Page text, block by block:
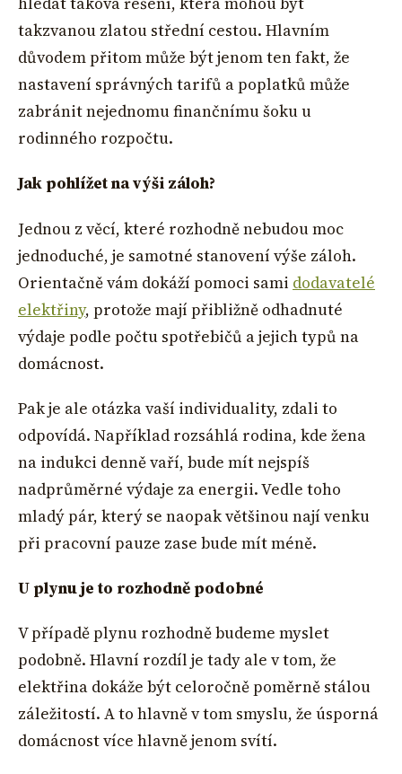
takzvanou zlatou střední cestou. Hlavním
důvodem přitom může být jenom ten fakt, že
nastavení správných tarifů a poplatků může
zabránit nejednomu finančnímu šoku u
rodinného rozpočtu.
Jak pohlížet na výši záloh?
Jednou z věcí, které rozhodně nebudou moc
jednoduché, je samotné stanovení výše záloh.
Orientačně vám dokáží pomoci sami dodavatelé
elektřiny, protože mají přibližně odhadnuté
výdaje podle počtu spotřebičů a jejich typů na
domácnost.
Pak je ale otázka vaší individuality, zdali to
odpovídá. Například rozsáhlá rodina, kde žena
na indukci denně vaří, bude mít nejspíš
nadprůměrné výdaje za energii. Vedle toho
mladý pár, který se naopak většinou nají venku
při pracovní pauze zase bude mít méně.
U plynu je to rozhodně podobné
V případě plynu rozhodně budeme myslet
podobně. Hlavní rozdíl je tady ale v tom, že
elektřina dokáže být celoročně poměrně stálou
záležitostí. A to hlavně v tom smyslu, že úsporná
domácnost více hlavně jenom svítí.